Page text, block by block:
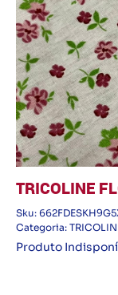
TRICOLINE
Sku:
Categoria:
Produto